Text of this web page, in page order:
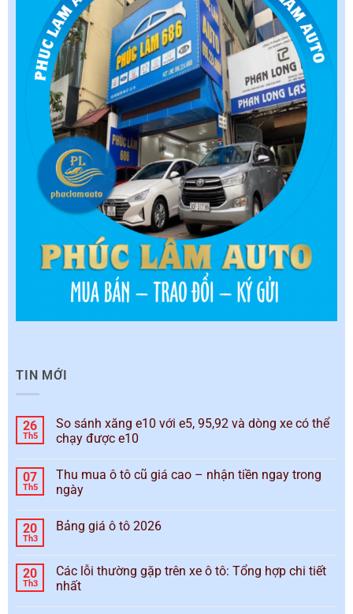
TIN MỚI
26
Th5
So sánh xăng e10 với e5, 95,92 và dòng xe có thể
chạy được e10
07
Th5
Thu mua ô tô cũ giá cao – nhận tiền ngay trong
ngày
20
Th3
Bảng giá ô tô 2026
20
Th3
Các lỗi thường gặp trên xe ô tô: Tổng hợp chi tiết
nhất